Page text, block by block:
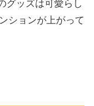
グッズは可愛らし
ションが上がって